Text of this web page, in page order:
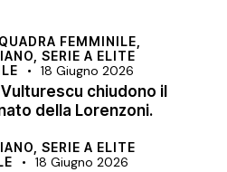
FEMMINILE,
SERIE A ELITE
18 Giugno 2026
chiudono il
della Lorenzoni.
SERIE A ELITE
18 Giugno 2026